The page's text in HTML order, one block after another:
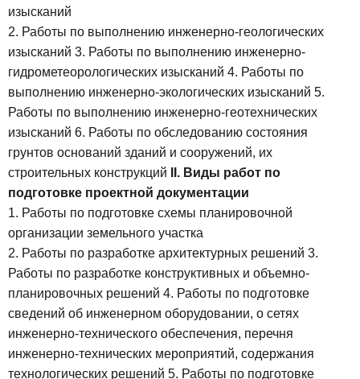
изысканий
2. Работы по выполнению инженерно-геологических
изысканий 3. Работы по выполнению инженерно-
гидрометеорологических изысканий 4. Работы по
выполнению инженерно-экологических изысканий 5.
Работы по выполнению инженерно-геотехнических
изысканий 6. Работы по обследованию состояния
грунтов оснований зданий и сооружений, их
строительных конструкций
II. Виды работ по
подготовке проектной документации
1. Работы по подготовке схемы планировочной
организации земельного участка
2. Работы по разработке архитектурных решений 3.
Работы по разработке конструктивных и объемно-
планировочных решений 4. Работы по подготовке
сведений об инженерном оборудовании, о сетях
инженерно-технического обеспечения, перечня
инженерно-технических мероприятий, содержания
технологических решений 5. Работы по подготовке